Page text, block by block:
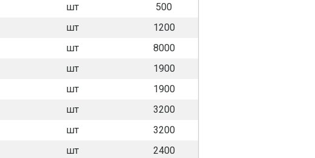
шт
500
шт
1200
шт
8000
шт
1900
шт
1900
шт
3200
шт
3200
шт 2400